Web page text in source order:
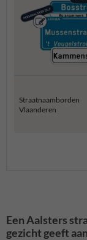
Straatnaamborden
Vlaanderen
Een Aalsters
gezicht geeft